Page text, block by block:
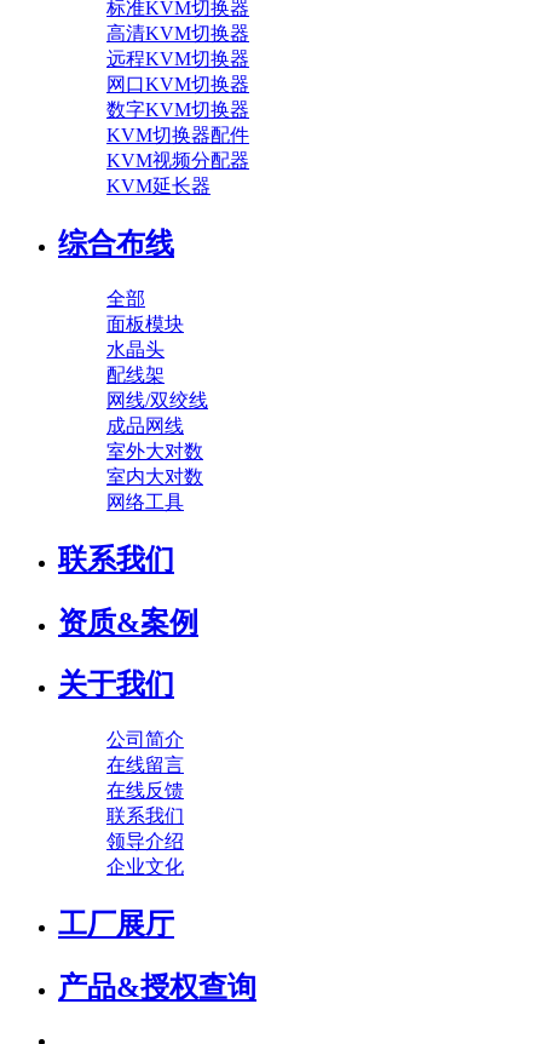
标准KVM切换器
高清KVM切换器
远程KVM切换器
网口KVM切换器
数字KVM切换器
KVM切换器配件
KVM视频分配器
KVM延长器
综合布线
全部
面板模块
水晶头
配线架
网线/双绞线
成品网线
室外大对数
室内大对数
网络工具
联系我们
资质&案例
关于我们
公司简介
在线留言
在线反馈
联系我们
领导介绍
企业文化
工厂展厅
产品&授权查询